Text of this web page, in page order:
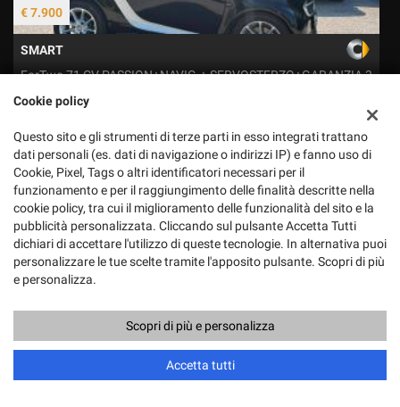
€ 7.900
SMART
ForTwo 71 CV PASSION+NAVIG.+ SERVOSTERZO+GARANZIA 3
ANNI*
Visite totali:398713
ESPOSIZIONE-VENDITE-NOLEGGIO SMART
81100 Caserta (CE)
+39 0823 301343
Cookie policy
Questo sito e gli strumenti di terze parti in esso integrati trattano
dati personali (es. dati di navigazione o indirizzi IP) e fanno uso di
Cookie, Pixel, Tags o altri identificatori necessari per il
funzionamento e per il raggiungimento delle finalità descritte nella
cookie policy, tra cui il miglioramento delle funzionalità del sito e la
pubblicità personalizzata. Cliccando sul pulsante Accetta Tutti
dichiari di accettare l'utilizzo di queste tecnologie. In alternativa puoi
personalizzare le tue scelte tramite l'apposito pulsante. Scopri di più
e personalizza.
Scopri di più e personalizza
Accetta tutti